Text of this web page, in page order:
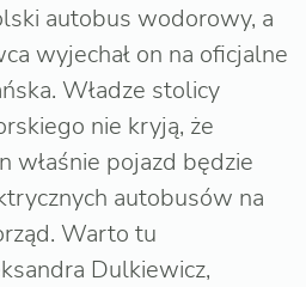
autobus wodorowy, a
wyjechał on na oficjalne
Władze stolicy
nie kryją, że
właśnie pojazd będzie
autobusów na
Warto tu
Dulkiewicz,